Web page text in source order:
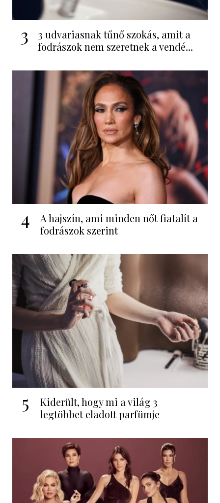
3
3 udvariasnak tűnő szokás, amit a
fodrászok nem szeretnek a vendé...
4
A hajszín, ami minden nőt fiatalít a
fodrászok szerint
5
Kiderült, hogy mi a világ 3
legtöbbet eladott parfümje